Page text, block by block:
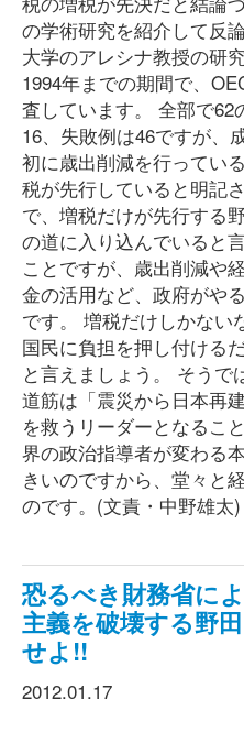
の学術研究を紹介して反
大学のアレシナ教授の研
1994年までの期間で、
査しています。 全部で62
16、失敗例は46ですが、
初に歳出削減を行ってい
税が先行していると明記
で、増税だけが先行する
の道に入り込んでいると
ことですが、歳出削減や
金の活用など、政府がや
です。 増税だけしかない
国民に負担を押し付ける
と言えましょう。 そうで
道筋は「震災から日本再
を救うリーダーとなるこ
界の政治指導者が変わる
きいのですから、堂々と
のです。(文責・中野雄太)
恐るべき財務省に
主義を破壊する野
せよ!!
2012.01.17